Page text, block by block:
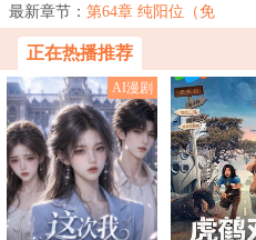
涌动。邪教魔头蛰...
最新章节： 第64章 纯阳位（免
费）
正在热播推荐
AI漫剧